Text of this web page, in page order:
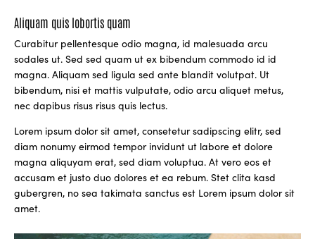
Aliquam quis lobortis quam
Curabitur pellentesque odio magna, id malesuada arcu
sodales ut. Sed sed quam ut ex bibendum commodo id id
magna. Aliquam sed ligula sed ante blandit volutpat. Ut
bibendum, nisi et mattis vulputate, odio arcu aliquet metus,
nec dapibus risus risus quis lectus.
Lorem ipsum dolor sit amet, consetetur sadipscing elitr, sed
diam nonumy eirmod tempor invidunt ut labore et dolore
magna aliquyam erat, sed diam voluptua. At vero eos et
accusam et justo duo dolores et ea rebum. Stet clita kasd
gubergren, no sea takimata sanctus est Lorem ipsum dolor sit
amet.